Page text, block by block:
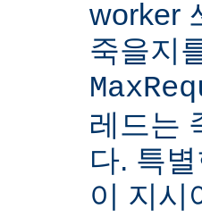
worker
죽을지
레드는
다. 특
이 지시